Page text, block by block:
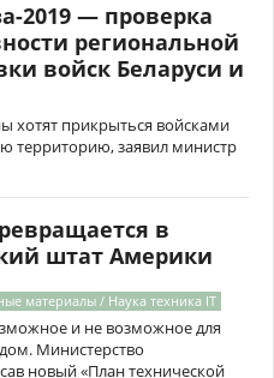
2019 — проверка
региональной
войск Беларуси и
хотят прикрыться войсками
территорию, заявил министр
в
штат Америки
материалы / Наука техника IT
и не возможное для
Министерство
новый «План технической